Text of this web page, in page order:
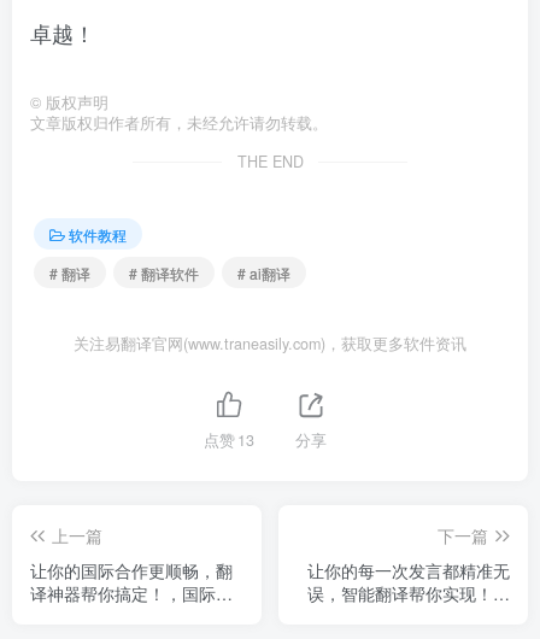
卓越！
© 版权声明
文章版权归作者所有，未经允许请勿转载。
THE END
软件教程
# 翻译
# 翻译软件 # ai翻译
关注易翻译官网(www.traneasily.com)，获取更多软件资讯
点赞13 分享
上一篇
让你的国际合作更顺畅，翻
译神器帮你搞定！，国际翻
下一篇
让你的每一次发言都精准无
误，智能翻译帮你实现！，